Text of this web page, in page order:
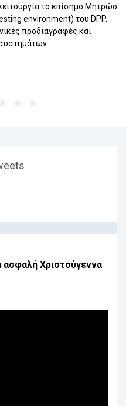
το επίσημο Μητρώο
environment) του DPP.
προδιαγραφές και
ασφαλή Χριστούγεννα